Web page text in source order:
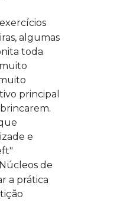
algumas
toda
principal
e
de
a prática